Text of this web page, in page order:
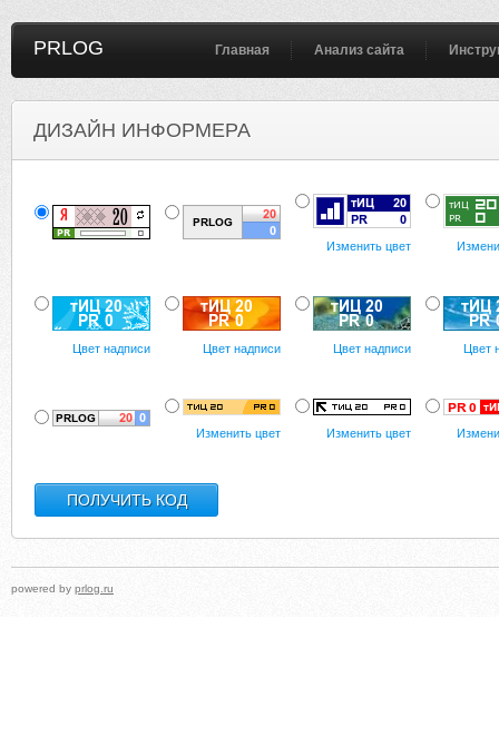
PRLOG Главная Анализ сайта
ДИЗАЙН ИНФОРМЕРА
Изменить цвет
Цвет надписи Цвет надписи Цвет надписи Цвет
Изменить цвет Изменить цвет
powered by prlog.ru